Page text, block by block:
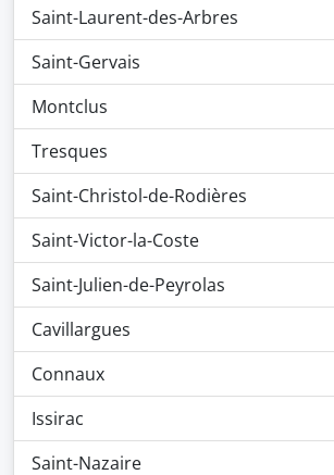
Saint-Laurent-des-Arbres
Saint-Gervais
Montclus
Tresques
Saint-Christol-de-Rodières
Saint-Victor-la-Coste
Saint-Julien-de-Peyrolas
Cavillargues
Connaux
Issirac
Saint-Nazaire